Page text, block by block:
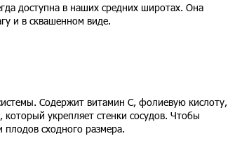
доступна в наших средних широтах. Она
и в сквашенном виде.
Содержит витамин С, фолиевую кислоту,
укрепляет стенки сосудов. Чтобы
сходного размера.